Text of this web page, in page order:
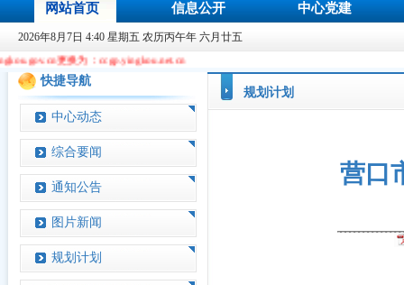
网站首页 信息公开 中心党建
2026年8月7日 4:40 星期五 农历丙午年 六月廿五
更换为：ccgp.yingkou.net.cn
快捷导航
中心动态
综合要闻
通知公告
图片新闻
规划计划
规划计划
营口